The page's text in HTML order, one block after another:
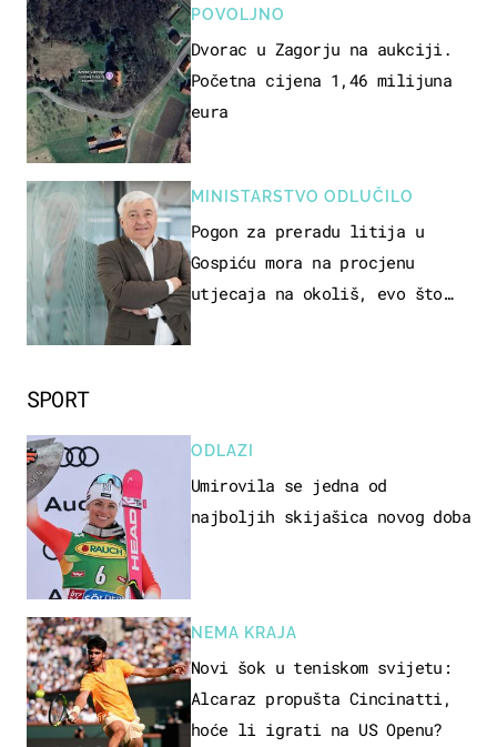
SPORT
ODLAZI
Umirovila se jedna od
najboljih skijašica novog doba
NEMA KRAJA
Novi šok u teniskom svijetu:
Alcaraz propušta Cincinatti,
hoće li igrati na US Openu?
POVOLJNO
Dvorac u Zagorju na aukciji.
Početna cijena 1,46 milijuna
eura
MINISTARSTVO ODLUČILO
Pogon za preradu litija u
Gospiću mora na procjenu
utjecaja na okoliš, evo što